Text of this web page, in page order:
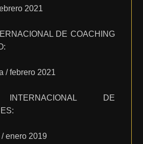
2021
DE COACHING
/ febrero 2021
DE
enero 2019